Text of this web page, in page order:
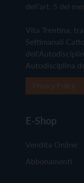
dell'art. 5 del
Vita Trentina,
Settimanali
Autodisciplina
E-Shop
Vendita Online
Abbonamenti